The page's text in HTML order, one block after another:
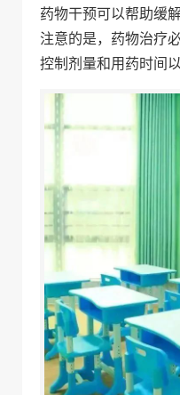
药物干预可以帮助缓
注意的是，药物治疗
控制剂量和用药时间